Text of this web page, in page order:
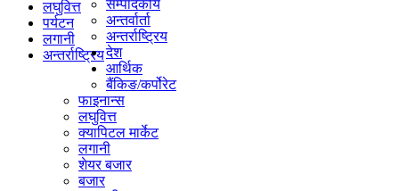
लघुवित्त
पर्यटन
लगानी
अन्तर्राष्ट्रिय
सम्पादकीय
अन्तर्वार्ता
अन्तर्राष्ट्रिय
देश
आर्थिक
बैंकिङ/कर्पोरेट
फाइनान्स
लघुवित्त
क्यापिटल मार्केट
लगानी
शेयर बजार
बजार